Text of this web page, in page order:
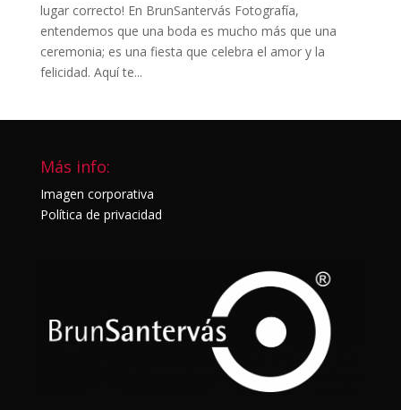
lugar correcto! En BrunSantervás Fotografía,
entendemos que una boda es mucho más que una
ceremonia; es una fiesta que celebra el amor y la
felicidad. Aquí te...
Más info:
Imagen corporativa
Política de privacidad